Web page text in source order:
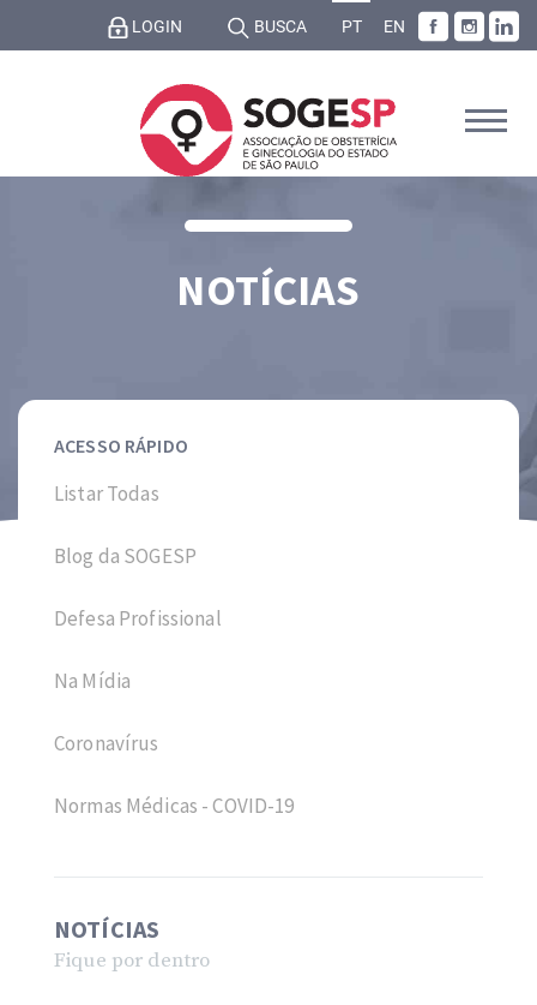
LOGIN BUSCA PT EN
NOTÍCIAS
ACESSO RÁPIDO
Listar Todas
Blog da SOGESP
Defesa Profissional
Na Mídia
Coronavírus
Normas Médicas - COVID-19
NOTÍCIAS
Fique por dentro